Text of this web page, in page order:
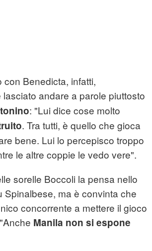
con Benedicta, infatti,
lasciato andare a parole piuttosto
: "Lui dice cose molto
. Tra tutti, è quello che gioca
bene. Lui lo percepisco troppo
le altre coppie le vedo vere".
sorelle Boccoli la pensa nello
Spinalbese, ma è convinta che
concorrente a mettere il gioco
Manila non si espone